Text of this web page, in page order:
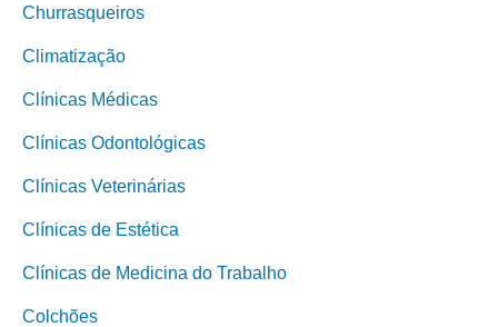
Churrasqueiros
Climatização
Clínicas Médicas
Clínicas Odontológicas
Clínicas Veterinárias
Clínicas de Estética
Clínicas de Medicina do Trabalho
Colchões